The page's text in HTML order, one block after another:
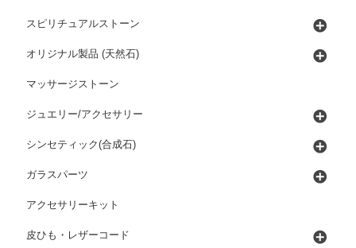
スピリチュアルストーン
オリジナル製品 (天然石)
マッサージストーン
ジュエリー/アクセサリー
シンセティック(合成石)
ガラスパーツ
アクセサリーキット
皮ひも・レザーコード